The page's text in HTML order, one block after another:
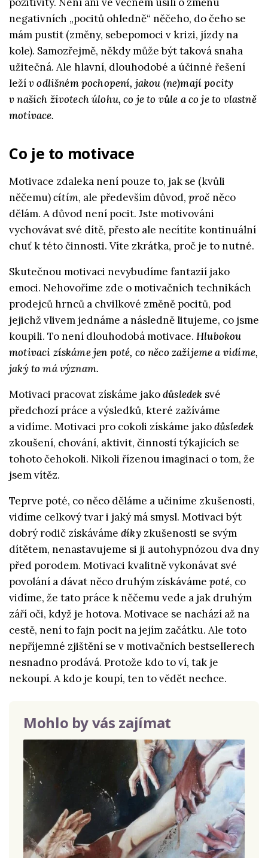
negativních „pocitů ohledně“ něčeho, do čeho se
mám pustit (změny, sebepomoci v krizi, jízdy na
kole). Samozřejmě, někdy může být taková snaha
užitečná. Ale hlavní, dlouhodobé a účinné řešení
ležív odlišném pochopení, jakou (ne)mají pocity
v našich životech úlohu, co je to vůle a co je to vlastně
motivace.
Co je to motivace
Motivace zdaleka není pouze to, jak se (kvůli
něčemu)cítím, ale především důvod, proč něco
dělám. A důvod není pocit. Jste motivováni
vychovávat své dítě, přesto ale necítíte kontinuální
chuť k této činnosti. Víte zkrátka, proč je to nutné.
Skutečnou motivaci nevybudíme fantazií jako
emoci. Nehovoříme zde o motivačních technikách
prodejců hrnců a chvilkové změně pocitů, pod
jejichž vlivem jednáme a následně litujeme, co jsme
koupili. To není dlouhodobá motivace. Hlubokou
motivaci získáme jen poté, co něco zažijeme a vidíme,
jaký to má význam.
Motivaci pracovat získáme jakodůsledek své
předchozí práce a výsledků, které zažíváme
a vidíme. Motivaci pro cokoli získáme jakodůsledek
zkoušení, chování, aktivit, činností týkajících se
tohoto čehokoli. Nikoli řízenou imaginací o tom, že
jsem vítěz.
Teprve poté, co něco děláme a učiníme zkušenosti,
vidíme celkový tvar i jaký má smysl. Motivaci být
dobrý rodič získáváme díkyzkušenosti se svým
dítětem, nenastavujeme si ji autohypnózou dva dny
před porodem. Motivaci kvalitně vykonávat své
povolání a dávat něco druhým získáváme poté, co
vidíme, že tato práce k něčemu vede a jak druhým
září oči, když je hotova. Motivace se nachází až na
cestě, není to fajn pocit na jejím začátku. Ale toto
nepříjemné zjištění se v motivačních bestsellerech
nesnadno prodává. Protože kdo to ví, tak je
nekoupí. A kdo je koupí, ten to vědět nechce.
Mohlo by vás zajímat